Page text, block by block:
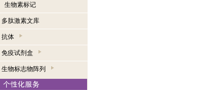
生物素标记
多肽激素文库
抗体
免疫试剂盒
生物标志物阵列